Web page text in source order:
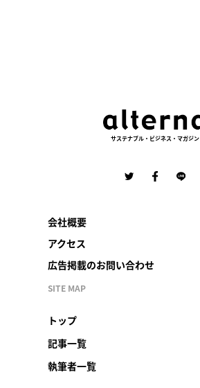
サステナブル・ビジネス・マガジン
会社概要
アクセス
広告掲載のお問い合わせ
SITE MAP
トップ
記事一覧
執筆者一覧